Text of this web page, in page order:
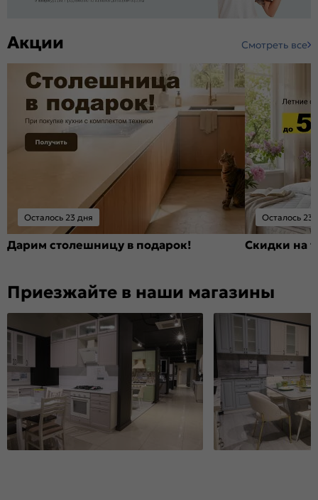
Акции Смотреть все
Осталось 23 дня
Дарим столешницу в подарок!
Осталось 23
Скидки на
Приезжайте в наши магазины